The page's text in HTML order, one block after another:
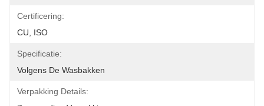
Certificering:
CU, ISO
Specificatie:
Volgens De Wasbakken
Verpakking Details: